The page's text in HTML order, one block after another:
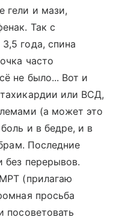
гели и мази,
Так с
года, спина
часто
не было... Вот и
или ВСД,
(а может это
и в бедре, и в
Последние
без перерывов.
(прилагаю
просьба
посоветовать